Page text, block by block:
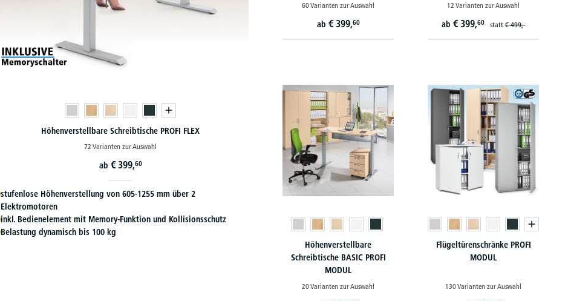
Höhenverstellbare Schreibtische PROFI FLEX
72 Varianten zur Auswahl
ab € 399,60
stufenlose Höhenverstellung von 605-1255 mm über 2
Elektromotoren
inkl. Bedienelement mit Memory-Funktion und Kollisionsschutz
Belastung dynamisch bis 100 kg
60 Varianten zur Auswahl
ab € 399,60
12 Varianten zur Auswahl
ab € 399,60 statt€ 499,-
Höhenverstellbare
Schreibtische BASIC PROFI
MODUL
20 Varianten zur Auswahl
Flügeltürenschränke PROFI
MODUL
130 Varianten zur Auswahl